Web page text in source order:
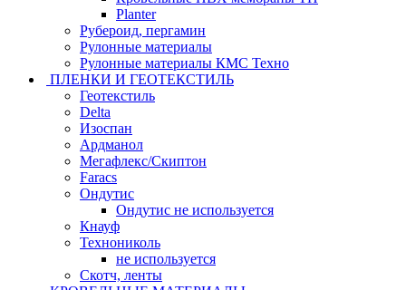
Planter
Рубероид, пергамин
Рулонные материалы
Рулонные материалы КМС Техно
ПЛЕНКИ И ГЕОТЕКСТИЛЬ
Геотекстиль
Delta
Изоспан
Ардманол
Мегафлекс/Скиптон
Faracs
Ондутис
Ондутис не используется
Кнауф
Технониколь
не используется
Скотч, ленты